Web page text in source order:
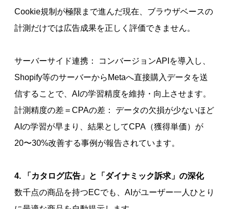
Cookie規制が極限まで進んだ現在、ブラウザベースの
計測だけでは広告成果を正しく評価できません。
サーバーサイド連携： コンバージョンAPIを導入し、
Shopify等のサーバーからMetaへ直接購入データを送
信することで、AIの学習精度を維持・向上させます。
計測精度の差＝CPAの差： データの欠損が少ないほど
AIの学習が早まり、結果としてCPA（獲得単価）が
20〜30%改善する事例が報告されています。
4. 「カタログ広告」と「ダイナミック訴求」の深化
数千点の商品を持つECでも、AIがユーザー一人ひとり